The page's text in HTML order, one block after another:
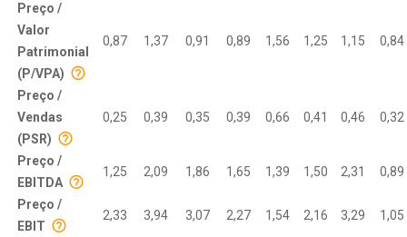
Preço /
Valor
Patrimonial
(P/VPA)
0,87 1,37 0,91 0,89 1,56 1,25 1,15 0,84
Preço /
Vendas
(PSR)
0,25 0,39 0,35 0,39 0,66 0,41 0,46 0,32
Preço /
EBITDA
1,25 2,09 1,86 1,65 1,39 1,50 2,31 0,89
Preço /
EBIT
2,33 3,94 3,07 2,27 1,54 2,16 3,29 1,05